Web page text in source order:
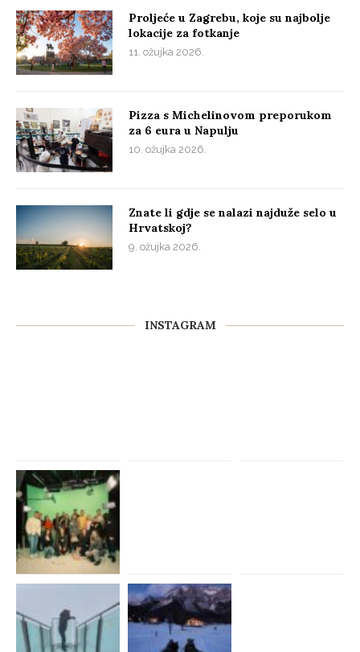
Proljeće u Zagrebu, koje su najbolje
lokacije za fotkanje
11. ožujka 2026.
Pizza s Michelinovom preporukom
za 6 eura u Napulju
10. ožujka 2026.
Znate li gdje se nalazi najduže selo u
Hrvatskoj?
9. ožujka 2026.
INSTAGRAM